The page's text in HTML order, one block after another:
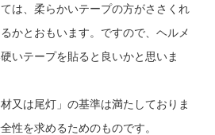
は、柔らかいテープの方がささくれ
かとおもいます。ですので、ヘルメ
いテープを貼ると良いかと思いま
又は尾灯」の基準は満たしておりま
性を求めるためのものです。